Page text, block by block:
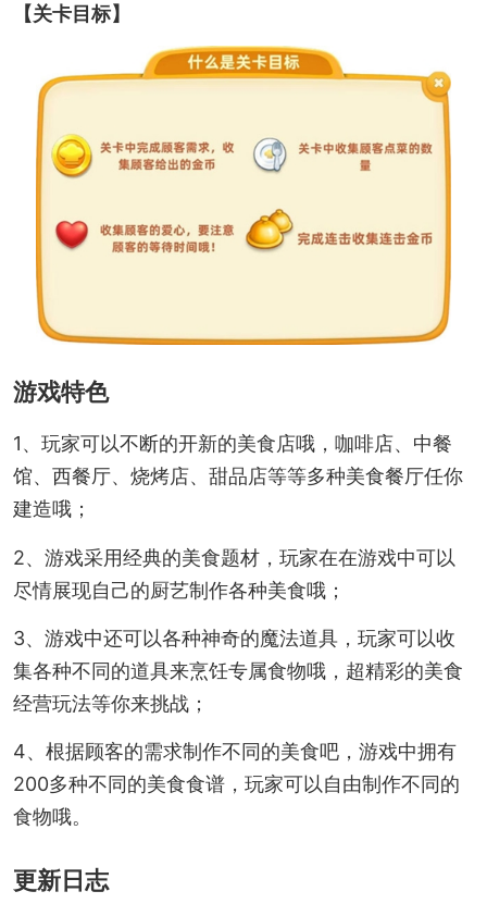
【关卡目标】
游戏特色
1、玩家可以不断的开新的美食店哦，咖啡店、中餐
馆、西餐厅、烧烤店、甜品店等等多种美食餐厅任你
建造哦；
2、游戏采用经典的美食题材，玩家在在游戏中可以
尽情展现自己的厨艺制作各种美食哦；
3、游戏中还可以各种神奇的魔法道具，玩家可以收
集各种不同的道具来烹饪专属食物哦，超精彩的美食
经营玩法等你来挑战；
4、根据顾客的需求制作不同的美食吧，游戏中拥有
200多种不同的美食食谱，玩家可以自由制作不同的
食物哦。
更新日志